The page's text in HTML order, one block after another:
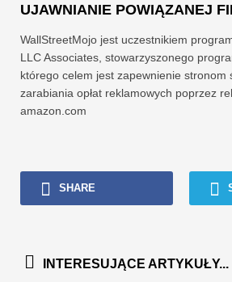
UJAWNIANIE POWIĄZANEJ
WallStreetMojo jest uczestnikiem
LLC Associates, stowarzyszonego
którego celem jest zapewnienie stronom
zarabiania opłat reklamowych poprzez
amazon.com
SHARE
INTERESUJĄCE ARTYKUŁY...